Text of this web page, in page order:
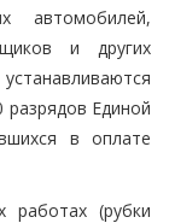
автомобилей,
и других
разрядов Единой
в оплате
работах (рубки